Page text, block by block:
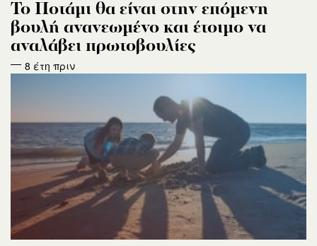
Το Ποτάμι θα είναι στην επόμενη
βουλή ανανεωμένο και έτοιμο να
αναλάβει πρωτοβουλίες
8 έτη πριν